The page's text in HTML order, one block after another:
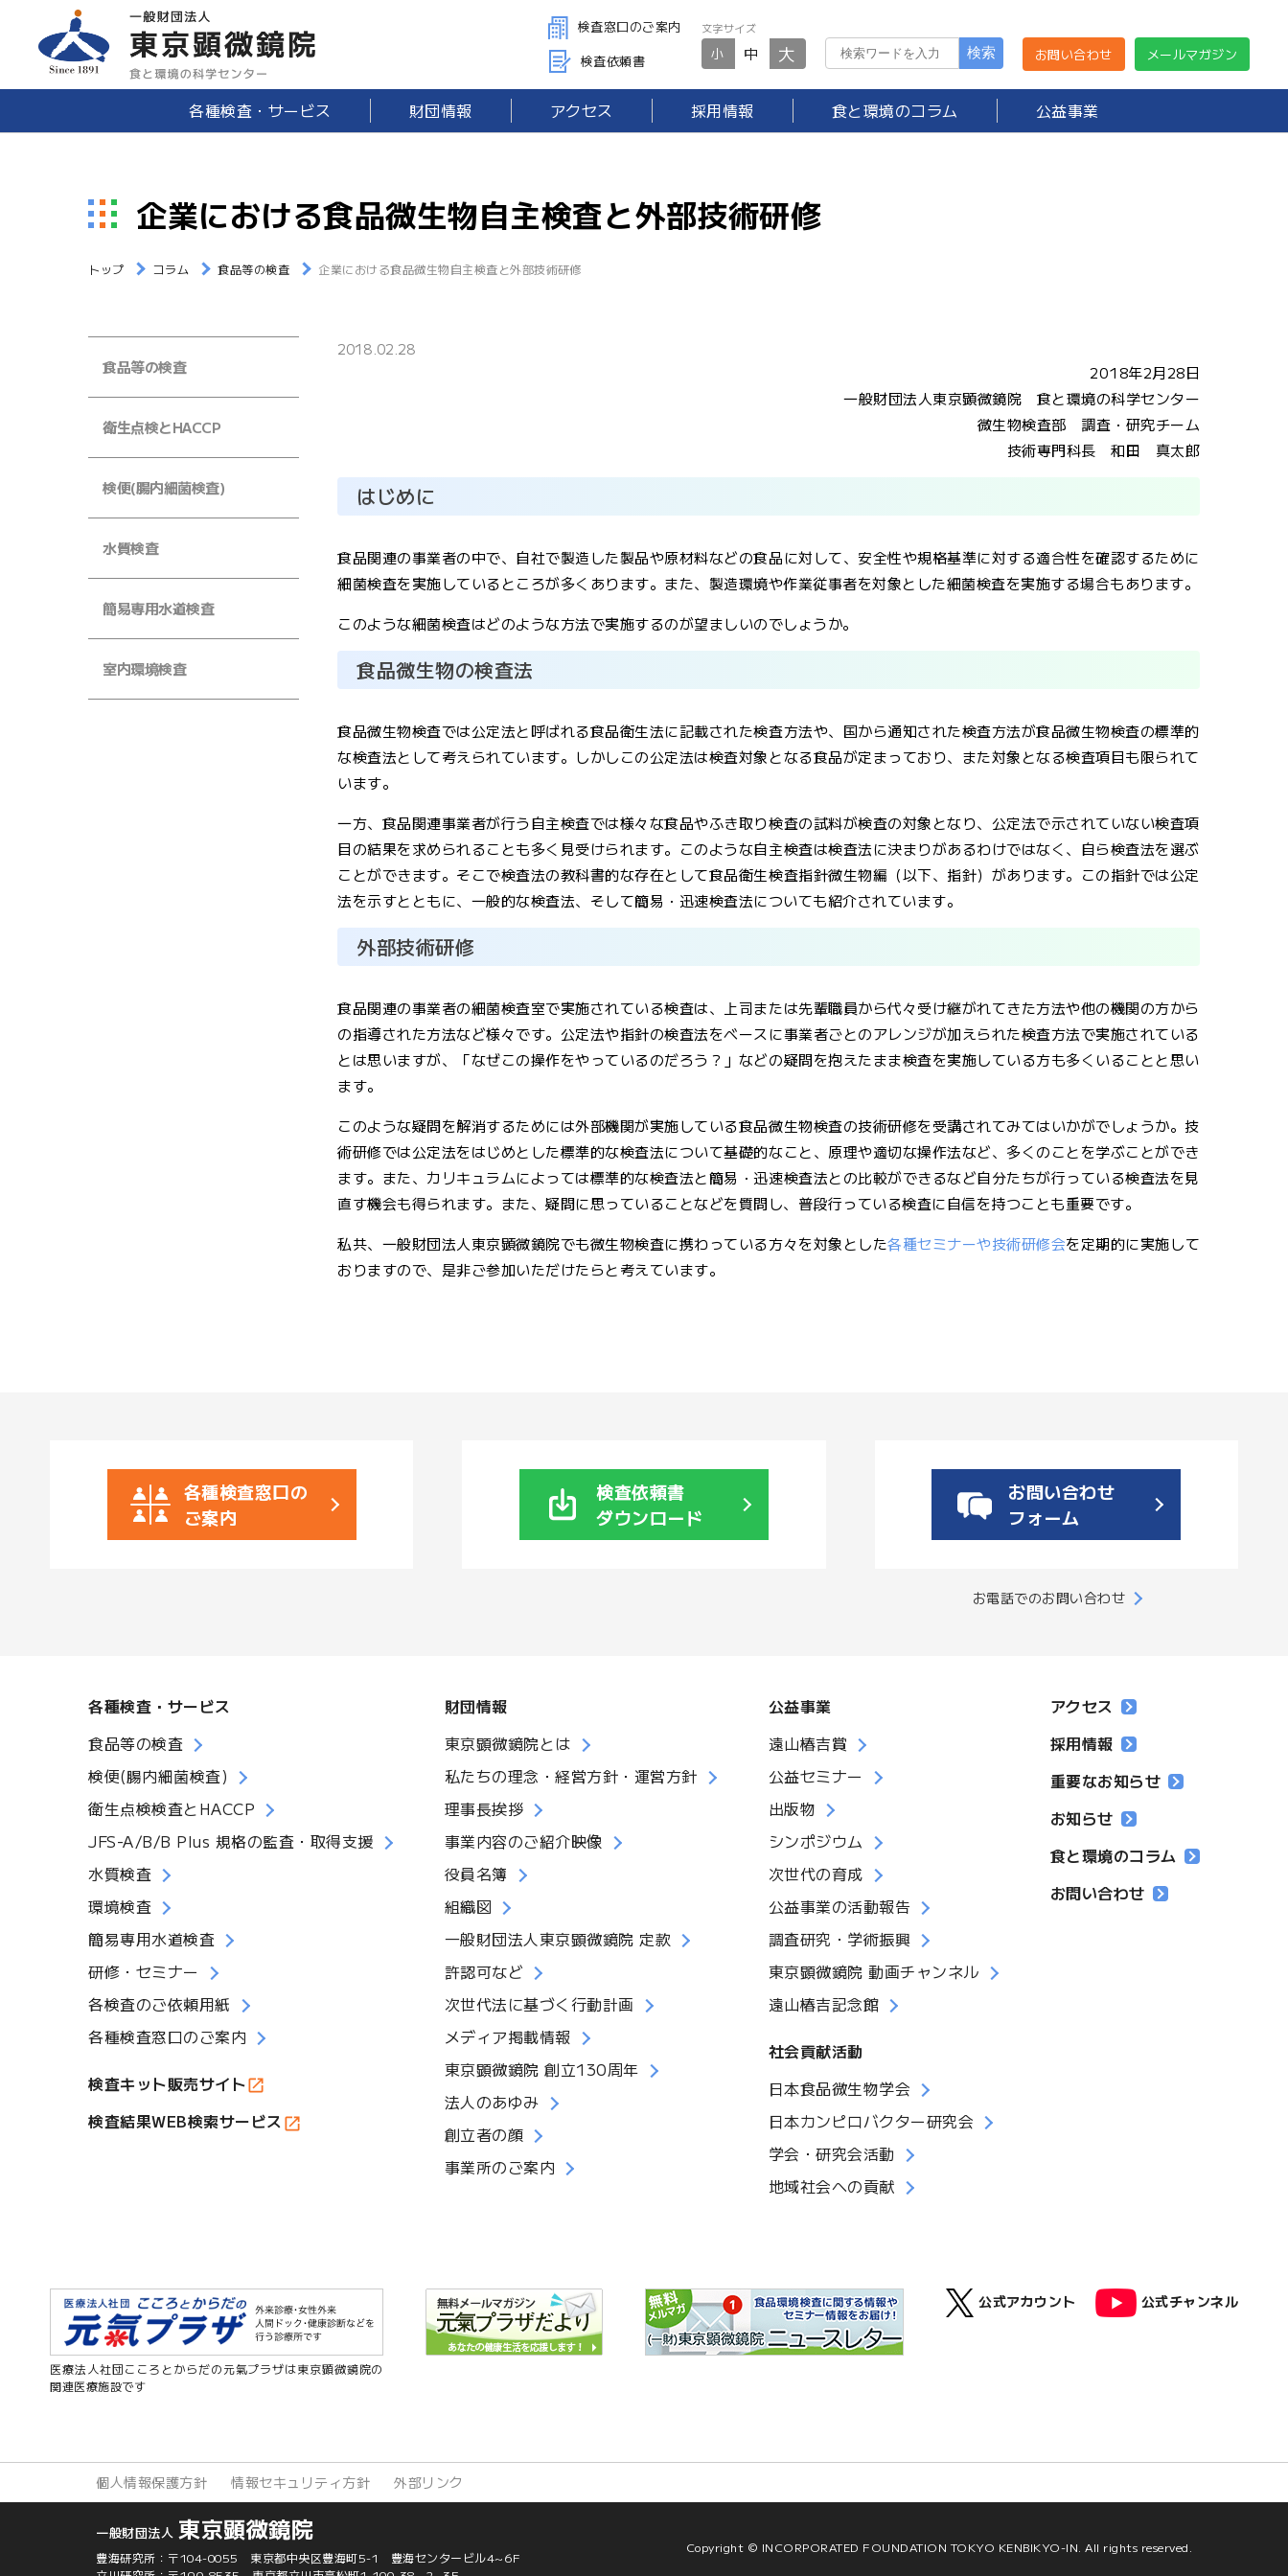
検査窓口のご案内
検査依頼書
文字サイズ
小 中 大 お問い合わせ メールマガジン
各種検査・サービス 財団情報 アクセス 採用情報 食と環境のコラム 公益事業
企業における食品微生物自主検査と外部技術研修
トップ コラム 食品等の検査 企業における食品微生物自主検査と外部技術研修
2018.02.28
2018年2月28日
一般財団法人東京顕微鏡院 食と環境の科学センター
微生物検査部 調査・研究チーム
技術専門科長 和田 真太郎
はじめに
食品関連の事業者の中で、自社で製造した製品や原材料などの食品に対して、安全性や規格基準に対する適合性を確認するために
細菌検査を実施しているところが多くあります。また、製造環境や作業従事者を対象とした細菌検査を実施する場合もあります。
このような細菌検査はどのような方法で実施するのが望ましいのでしょうか。
食品微生物の検査法
食品微生物検査では公定法と呼ばれる食品衛生法に記載された検査方法や、国から通知された検査方法が食品微生物検査の標準的
な検査法として考えられています。しかしこの公定法は検査対象となる食品が定まっており、また対象となる検査項目も限られて
います。
一方、食品関連事業者が行う自主検査では様々な食品やふき取り検査の試料が検査の対象となり、公定法で示されていない検査項
目の結果を求められることも多く見受けられます。このような自主検査は検査法に決まりがあるわけではなく、自ら検査法を選ぶ
ことができます。そこで検査法の教科書的な存在として食品衛生検査指針微生物編（以下、指針）があります。この指針では公定
法を示すとともに、一般的な検査法、そして簡易・迅速検査法についても紹介されています。
外部技術研修
食品関連の事業者の細菌検査室で実施されている検査は、上司または先輩職員から代々受け継がれてきた方法や他の機関の方から
の指導された方法など様々です。公定法や指針の検査法をベースに事業者ごとのアレンジが加えられた検査方法で実施されている
とは思いますが、「なぜこの操作をやっているのだろう？」などの疑問を抱えたまま検査を実施している方も多くいることと思い
ます。
このような疑問を解消するためには外部機関が実施している食品微生物検査の技術研修を受講されてみてはいかがでしょうか。技
術研修では公定法をはじめとした標準的な検査法について基礎的なこと、原理や適切な操作法など、多くのことを学ぶことができ
ます。また、カリキュラムによっては標準的な検査法と簡易・迅速検査法との比較ができるなど自分たちが行っている検査法を見
直す機会も得られます。また、疑問に思っていることなどを質問し、普段行っている検査に自信を持つことも重要です。
私共、一般財団法人東京顕微鏡院でも微生物検査に携わっている方々を対象とした各種セミナーや技術研修会を定期的に実施して
おりますので、是非ご参加いただけたらと考えています。
食品等の検査
衛生点検とHACCP
検便(腸内細菌検査)
水質検査
簡易専用水道検査
室内環境検査
各種検査窓口の
ご案内
検査依頼書
ダウンロード
お問い合わせ
フォーム
お電話でのお問い合わせ
各種検査・サービス
食品等の検査
検便(腸内細菌検査)
衛生点検検査とHACCP
JFS-A/B/B Plus 規格の監査・取得支援
水質検査
環境検査
簡易専用水道検査
研修・セミナー
各検査のご依頼用紙
各種検査窓口のご案内
検査キット販売サイト
検査結果WEB検索サービス
財団情報
東京顕微鏡院とは
私たちの理念・経営方針・運営方針
理事長挨拶
事業内容のご紹介映像
役員名簿
組織図
一般財団法人東京顕微鏡院 定款
許認可など
次世代法に基づく行動計画
メディア掲載情報
東京顕微鏡院 創立130周年
法人のあゆみ
創立者の顔
事業所のご案内
公益事業
遠山椿吉賞
公益セミナー
出版物
シンポジウム
次世代の育成
公益事業の活動報告
調査研究・学術振興
東京顕微鏡院 動画チャンネル
遠山椿吉記念館
社会貢献活動
日本食品微生物学会
日本カンピロバクター研究会
学会・研究会活動
地域社会への貢献
アクセス
採用情報
重要なお知らせ
お知らせ
食と環境のコラム
お問い合わせ
医療法人社団こころとからだの元氣プラザは東京顕微鏡院の
関連医療施設です
公式アカウント 公式チャンネル
個人情報保護方針 情報セキュリティ方針 外部リンク
一般財団法人 東京顕微鏡院
豊海研究所： 〒104-0055 東京都中央区豊海町5-1 豊海センタービル4~6F
Copyright © INCORPORATED FOUNDATION TOKYO KENBIKYO-IN. All rights reserved.